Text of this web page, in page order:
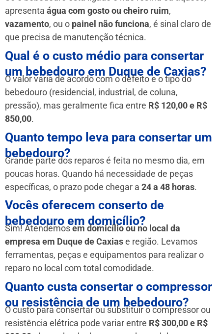
apresenta água com gosto ou cheiro ruim,
vazamento, ou o painel não funciona, é sinal claro de
que precisa de manutenção técnica.
Qual é o custo médio para consertar
um bebedouro em Duque de Caxias?
O valor varia de acordo com o defeito e o tipo do
bebedouro (residencial, industrial, de coluna,
pressão), mas geralmente fica entre R$ 120,00 e R$
850,00.
Quanto tempo leva para consertar um
bebedouro?
Grande parte dos reparos é feita no mesmo dia, em
poucas horas. Quando há necessidade de peças
específicas, o prazo pode chegar a 24 a 48 horas.
Vocês oferecem conserto de
bebedouro em domicílio?
Sim! Atendemosem domicílio ou no local da
empresa em Duque de Caxiase região. Levamos
ferramentas, peças e equipamentos para realizar o
reparo no local com total comodidade.
Quanto custa consertar o compressor
ou resistência de um bebedouro?
O custo para consertar ou substituir o compressor ou
resistência elétrica pode variar entre R$ 300,00 e R$